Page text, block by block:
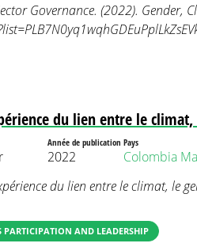
Governance. (2022). Gender,
du lien entre le
Année de publication
2022
Pays
Colombia
du lien entre le climat, le
PARTICIPATION AND LEADERSHIP